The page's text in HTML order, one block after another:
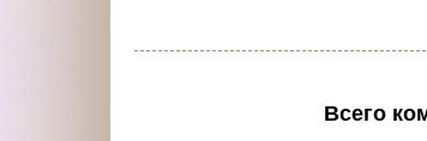
Всего